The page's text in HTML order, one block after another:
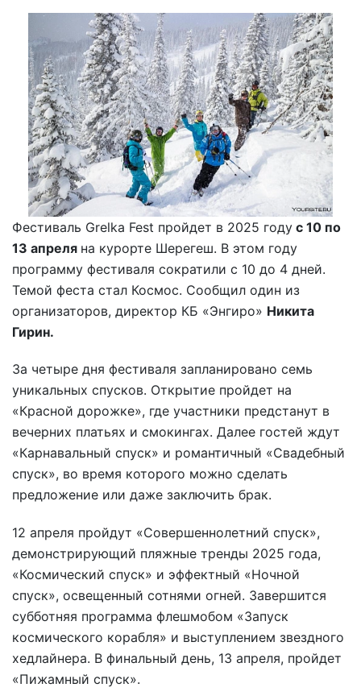
Фестиваль Grelka Fest пройдет в 2025 году с 10 по
13 апреля на курорте Шерегеш. В этом году
программу фестиваля сократили с 10 до 4 дней.
Темой феста стал Космос. Сообщил один из
организаторов, директор КБ «Энгиро» Никита
Гирин.
За четыре дня фестиваля запланировано семь
уникальных спусков. Открытие пройдет на
«Красной дорожке», где участники предстанут в
вечерних платьях и смокингах. Далее гостей ждут
«Карнавальный спуск» и романтичный «Свадебный
спуск», во время которого можно сделать
предложение или даже заключить брак.
12 апреля пройдут «Совершеннолетний спуск»,
демонстрирующий пляжные тренды 2025 года,
«Космический спуск» и эффектный «Ночной
спуск», освещенный сотнями огней. Завершится
субботняя программа флешмобом «Запуск
космического корабля» и выступлением звездного
хедлайнера. В финальный день, 13 апреля, пройдет
«Пижамный спуск».